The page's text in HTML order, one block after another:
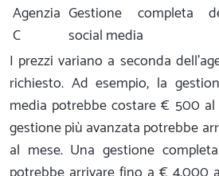
Agenzia
C
Gestione completa
social media
I prezzi variano a seconda
richiesto. Ad esempio, la
media potrebbe costare € 500
gestione più avanzata potrebbe
al mese. Una gestione